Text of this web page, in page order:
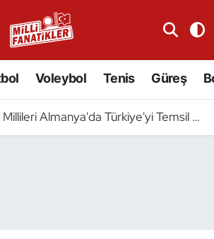
Voleybol Tenis Güreş
Almanya'da Türkiye'yi Temsil Edecek